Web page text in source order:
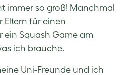
immer so groß! Manchmal
Eltern für einen
ein Squash Game am
ich brauche.
Uni-Freunde und ich